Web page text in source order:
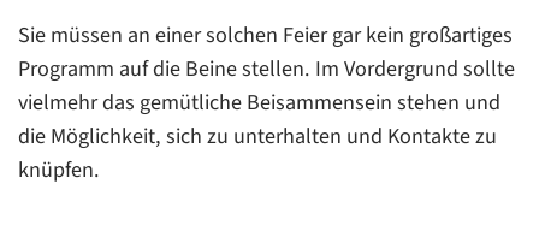
Sie müssen an einer solchen Feier gar kein großartiges
Programm auf die Beine stellen. Im Vordergrund sollte
vielmehr das gemütliche Beisammensein stehen und
die Möglichkeit, sich zu unterhalten und Kontakte zu
knüpfen.